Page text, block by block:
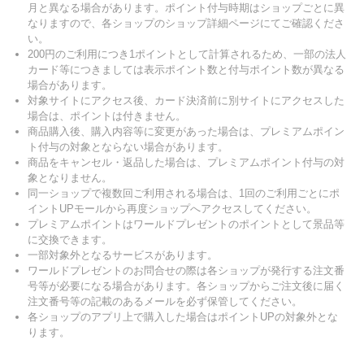
月と異なる場合があります。ポイント付与時期はショップごとに異
なりますので、各ショップのショップ詳細ページにてご確認くださ
い。
200円のご利用につき1ポイントとして計算されるため、一部の法人
カード等につきましては表示ポイント数と付与ポイント数が異なる
場合があります。
対象サイトにアクセス後、カード決済前に別サイトにアクセスした
場合は、ポイントは付きません。
商品購入後、購入内容等に変更があった場合は、プレミアムポイン
ト付与の対象とならない場合があります。
商品をキャンセル・返品した場合は、プレミアムポイント付与の対
象となりません。
同一ショップで複数回ご利用される場合は、1回のご利用ごとにポ
イントUPモールから再度ショップへアクセスしてください。
プレミアムポイントはワールドプレゼントのポイントとして景品等
に交換できます。
一部対象外となるサービスがあります。
ワールドプレゼントのお問合せの際は各ショップが発行する注文番
号等が必要になる場合があります。各ショップからご注文後に届く
注文番号等の記載のあるメールを必ず保管してください。
各ショップのアプリ上で購入した場合はポイントUPの対象外とな
ります。